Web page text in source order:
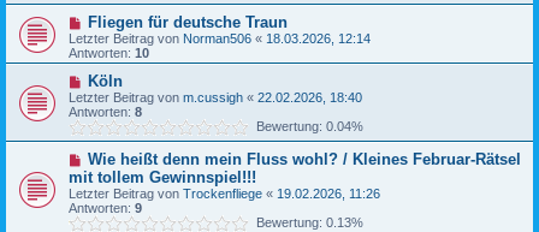
Fliegen für deutsche Traun
Letzter Beitrag von Norman506 « 18.03.2026, 12:14
Antworten: 10
Köln
Letzter Beitrag von m.cussigh « 22.02.2026, 18:40
Antworten: 8
Bewertung: 0.04%
Wie heißt denn mein Fluss wohl? / Kleines Februar-Rätsel
mit tollem Gewinnspiel!!!
Letzter Beitrag von Trockenfliege « 19.02.2026, 11:26
Antworten: 9
Bewertung: 0.13%